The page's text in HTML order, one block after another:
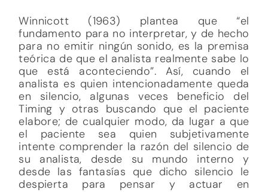
Winnicott (1963) plantea que “el
fundamento para no interpretar, y de hecho
para no emitir ningún sonido, es la premisa
teórica de que el analista realmente sabe lo
que está aconteciendo”. Así, cuando el
analista es quien intencionadamente queda
en silencio, algunas veces beneficio del
Timing y otras buscando que el paciente
elabore; de cualquier modo, da lugar a que
el paciente sea quien subjetivamente
intente comprender la razón del silencio de
su analista, desde su mundo interno y
desde las fantasías que dicho silencio le
despierta para pensar y actuar en